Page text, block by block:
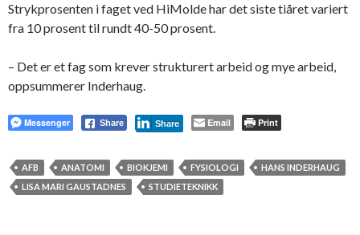
Strykprosenten i faget ved HiMolde har det siste tiåret variert
fra 10 prosent til rundt 40-50 prosent.
– Det er et fag som krever strukturert arbeid og mye arbeid,
oppsummerer Inderhaug.
Messenger Share Share Email Print
AFB ANATOMI BIOKJEMI FYSIOLOGI
HANS INDERHAUG
LISA MARI GAUSTADNES
STUDIETEKNIKK